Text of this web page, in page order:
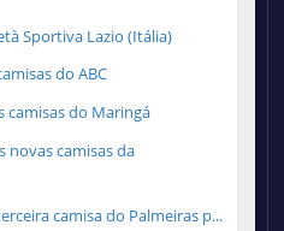
Sportiva Lazio (Itália)
do ABC
camisas do Maringá
novas camisas da
camisa do Palmeiras p...